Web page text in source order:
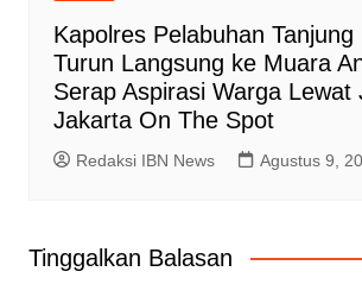
Kapolres Pelabuhan Tanjung
Turun Langsung ke Muara
Serap Aspirasi Warga Lewat
Jakarta On The Spot
Redaksi IBN News Agustus 9,
Tinggalkan Balasan